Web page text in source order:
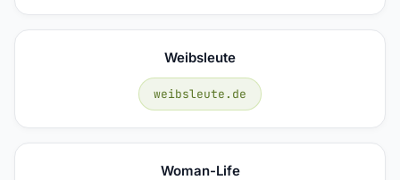
Weibsleute
weibsleute.de
Woman-Life